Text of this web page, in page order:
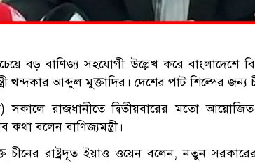
বড় বাণিজ্য সহযোগী উল্লেখ করে
খন্দকার আব্দুল মুক্তাদির। দেশের পাট শিল্পের
রাজধানীতে দ্বিতীয়বারের মতো আয়োজিত
কথা বলেন বাণিজ্যমন্ত্রী।
রাষ্ট্রদূত ইয়াও ওয়েন বলেন, নতুন সরকারের